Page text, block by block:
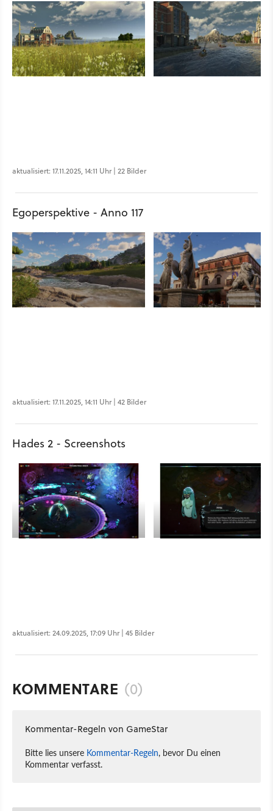
aktualisiert: 17.11.2025, 14:11 Uhr | 22 Bilder
Egoperspektive - Anno 117
aktualisiert: 17.11.2025, 14:11 Uhr | 42 Bilder
Hades 2 - Screenshots
aktualisiert: 24.09.2025, 17:09 Uhr | 45 Bilder
KOMMENTARE (0)
Kommentar-Regeln von GameStar
Bitte lies unsere Kommentar-Regeln, bevor Du einen
Kommentar verfasst.